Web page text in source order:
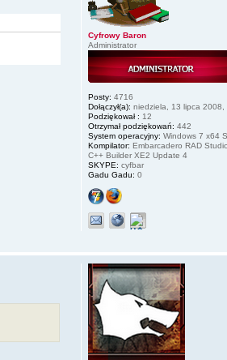
Cyfrowy Baron
Administrator
Posty: 4716
Dołączył(a): niedziela, 13 lipca 2008,
Podziękował : 12
Otrzymał podziękowań: 442
System operacyjny: Windows 7 x64
Kompilator: Embarcadero RAD
C++ Builder XE2 Update 4
SKYPE: cyfbar
Gadu Gadu: 0